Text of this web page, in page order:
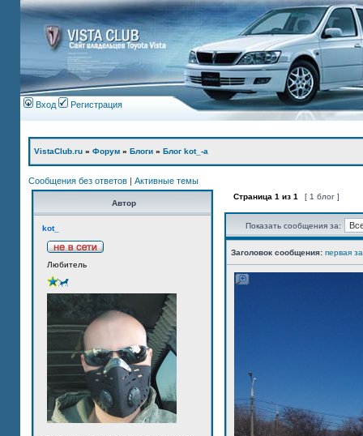
Вход Регистрация
VistaClub.ru » Форум » Блоги » Блог kot_-а
Сообщения без ответов | Активные темы
Автор
kot_
Любитель
Страница 1 из 1 [ 1 блог ]
Показать сообщения за:
Заголовок сообщения: первая